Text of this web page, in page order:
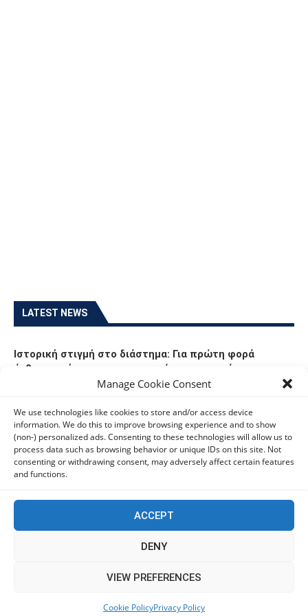
Manage Cookie Consent
We use technologies like cookies to store and/or access device
information. We do this to improve browsing experience and to show
(non-) personalized ads. Consenting to these technologies will allow us to
process data such as browsing behavior or unique IDs on this site. Not
consenting or withdrawing consent, may adversely affect certain features
and functions.
ACCEPT
DENY
VIEW PREFERENCES
Cookie PolicyPrivacy Policy
LATEST NEWS
Ιστορική στιγμή στο διάστημα: Για πρώτη φορά
άνθρωποι έκαναν ακτινογραφίες σε τροχιά
Οι Ευρωπαίοι καταναλωτές φαίνεται να «αγκαλιάζουν»
τα νέα Samsung Galaxy Z Fold8
06/08/2026
Οι χρήστες Mac είναι περισσότερο εκτεθειμένοι σε
κυβερνοαπειλές αλλά λαμβάνουν λιγότερα μέτρα
προστασίας
Πόλη Χρυσοχούς: Σε εξέλιξη η ενοποίηση τεσσάρων
This website uses cookies to improve your experience. We'll
Accept
Read More